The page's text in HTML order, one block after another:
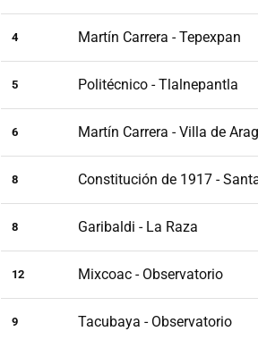
4 Martín Carrera - Tepexpan
5 Politécnico - Tlalnepantla
6 Martín Carrera - Villa de
8 Constitución de 1917 -
8 Garibaldi - La Raza
12 Mixcoac - Observatorio
9 Tacubaya - Observatorio